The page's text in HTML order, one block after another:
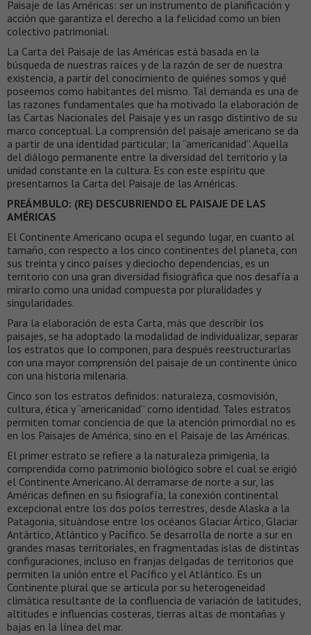
Paisaje de las Américas: ser un instrumento de planificación y
acción que garantiza el derecho a la felicidad como un bien
colectivo patrimonial.
La Carta del Paisaje de las Américas está basada en la
búsqueda de nuestras raíces y de la razón de ser de nuestra
existencia, a partir del conocimiento de quiénes somos y qué
poseemos como habitantes del mismo. Tal demanda es una de
las razones fundamentales que ha motivado la elaboración de
las Cartas Nacionales del Paisaje y es un rasgo distintivo de su
marco conceptual. La comprensión del paisaje americano se da
a partir de una identidad particular; la “americanidad”. Aquella
del diálogo permanente entre la diversidad del territorio y la
unidad constante en la cultura. Es con este espíritu que
presentamos la Carta del Paisaje de las Américas.
PREÁMBULO: (RE) DESCUBRIENDO EL PAISAJE DE LAS
AMÉRICAS
El Continente Americano ocupa el segundo lugar, en cuanto al
tamaño, con respecto a los cinco continentes del planeta, con
sus treinta y cinco países y dieciocho dependencias, es un
territorio con una gran diversidad fisiográfica que nos desafía a
mirarlo como una unidad compuesta por pluralidades y
singularidades.
Para la elaboración de esta Carta, más que describir los
paisajes, se ha adoptado la modalidad de individualizar, separar
los estratos que lo componen, para después reestructurarlas
con una mayor comprensión del paisaje de un continente único
con una historia milenaria.
Cinco son los estratos definidos: naturaleza, cosmovisión,
cultura, ética y “americanidad” como identidad. Tales estratos
permiten tomar conciencia de que la atención primordial no es
en los Paisajes de América, sino en el Paisaje de las Américas.
El primer estrato se refiere a la naturaleza primigenia, la
comprendida como patrimonio biológico sobre el cual se erigió
el Continente Americano. Al derramarse de norte a sur, las
Américas definen en su fisiografía, la conexión continental
excepcional entre los dos polos terrestres, desde Alaska a la
Patagonia, situándose entre los océanos Glaciar Ártico, Glaciar
Antártico, Atlántico y Pacífico. Se desarrolla de norte a sur en
grandes masas territoriales, en fragmentadas islas de distintas
configuraciones, incluso en franjas delgadas de territorios que
permiten la unión entre el Pacífico y el Atlántico. Es un
Continente plural que se articula por su heterogeneidad
climática resultante de la confluencia de variación de latitudes,
altitudes e influencias costeras, tierras altas de montañas y
bajas en la línea del mar.